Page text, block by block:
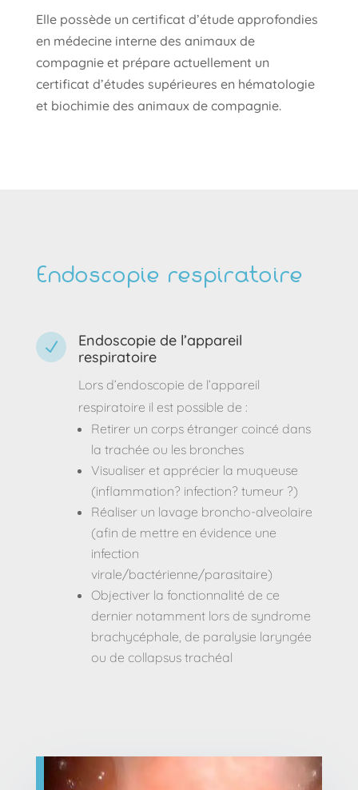
Elle possède un certificat d’étude approfondies
en médecine interne des animaux de
compagnie et prépare actuellement un
certificat d’études supérieures en hématologie
et biochimie des animaux de compagnie.
Endoscopie respiratoire
N
Endoscopie de l’appareil
respiratoire
Lors d’endoscopie de l’appareil
respiratoire il est possible de :
Retirer un corps étranger coincé dans
la trachée ou les bronches
Visualiser et apprécier la muqueuse
(inflammation? infection? tumeur ?)
Réaliser un lavage broncho-alveolaire
(afin de mettre en évidence une
infection
virale/bactérienne/parasitaire)
Objectiver la fonctionnalité de ce
dernier notamment lors de syndrome
brachycéphale, de paralysie laryngée
ou de collapsus trachéal